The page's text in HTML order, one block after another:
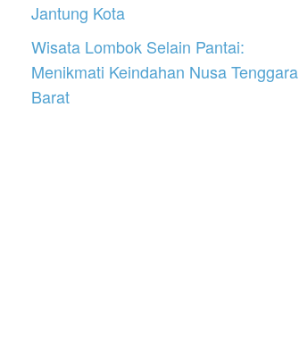
Jantung Kota
Wisata Lombok Selain Pantai:
Menikmati Keindahan Nusa Tenggara
Barat